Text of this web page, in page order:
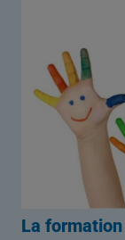
La